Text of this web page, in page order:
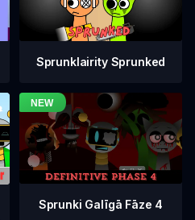
Sprunklairity Sprunked
Sprunki Galīgā Fāze 4